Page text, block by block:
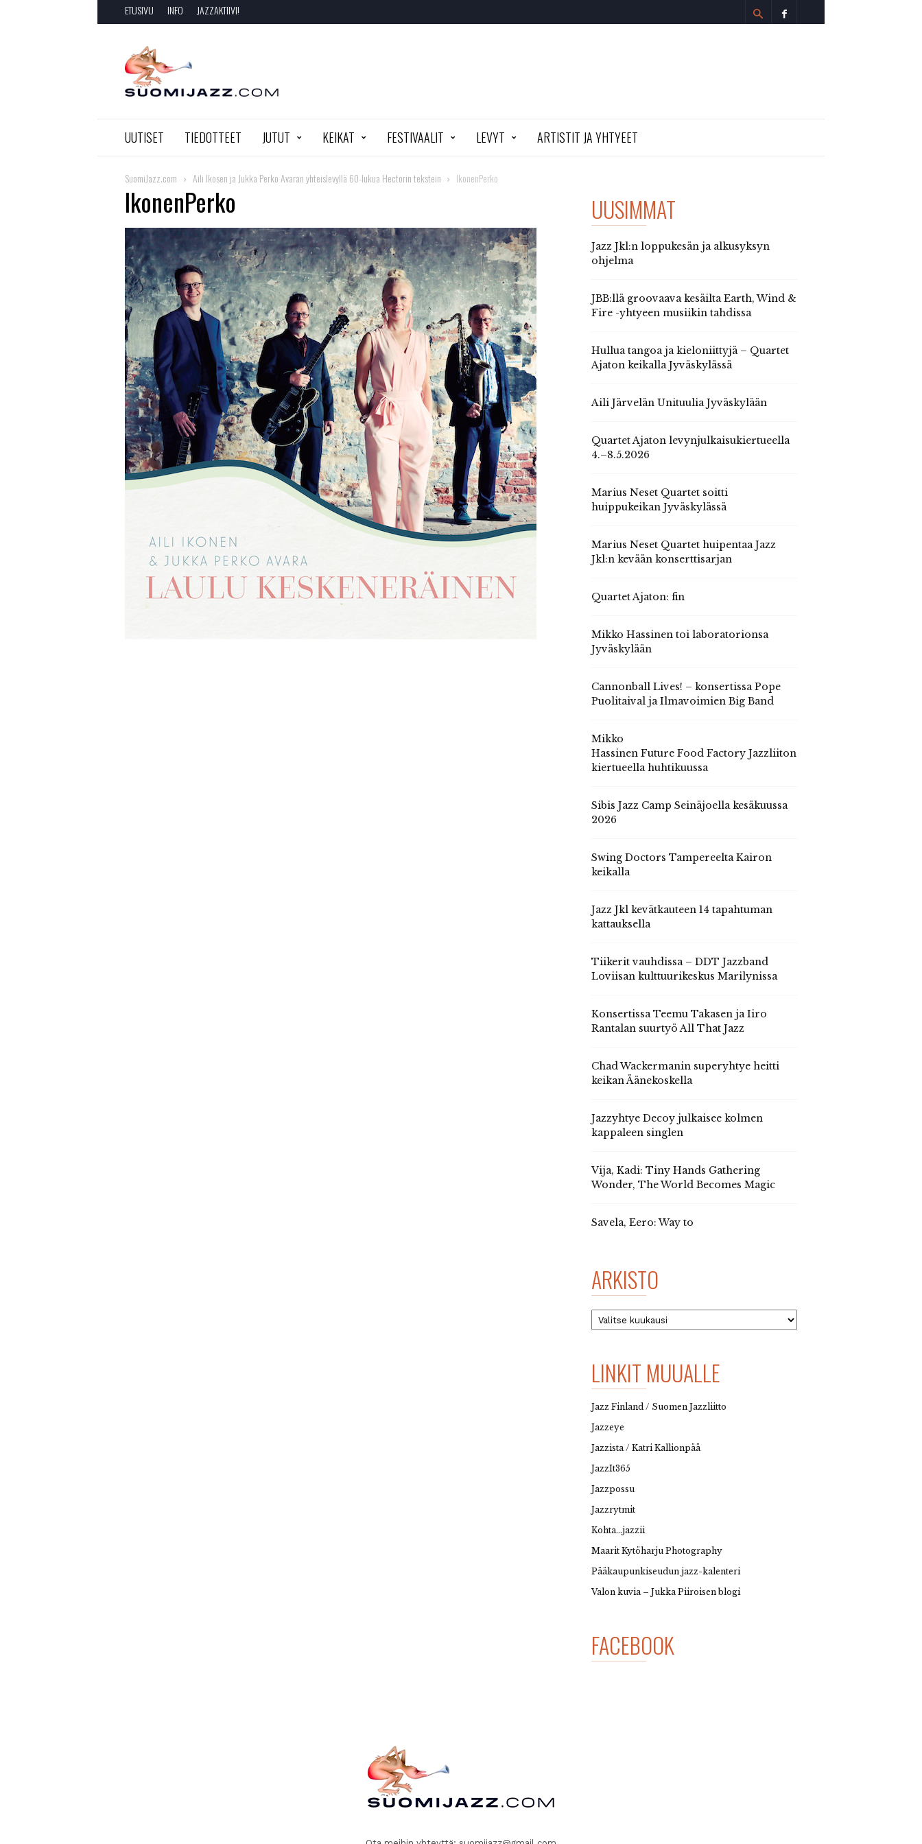
ETUSIVU INFO JAZZAKTIIVI!
SuomiJazz.com
UUTISET TIEDOTTEET JUTUT KEIKAT FESTIVAALIT LEVYT ARTISTIT JA YHTYEET
SuomiJazz.com Aili Ikosen ja Jukka Perko Avaran yhteislevyllä 60-lukua Hectorin tekstein IkonenPerko
IkonenPerko UUSIMMAT
Jazz Jkl:n loppukesän ja alkusyksyn
ohjelma
JBB:llä groovaava kesäilta Earth, Wind &
Fire -yhtyeen musiikin tahdissa
Hullua tangoa ja kieloniittyjä – Quartet
Ajaton keikalla Jyväskylässä
Aili Järvelän Unituulia Jyväskylään
Quartet Ajaton levynjulkaisukiertueella
4.–8.5.2026
Marius Neset Quartet soitti
huippukeikan Jyväskylässä
Marius Neset Quartet huipentaa Jazz
Jkl:n kevään konserttisarjan
Quartet Ajaton: fin
Mikko Hassinen toi laboratorionsa
Jyväskylään
Cannonball Lives! – konsertissa Pope
Puolitaival ja Ilmavoimien Big Band
Mikko
Hassinen Future Food Factory Jazzliiton
kiertueella huhtikuussa
Sibis Jazz Camp Seinäjoella kesäkuussa
2026
Swing Doctors Tampereelta Kairon
keikalla
Jazz Jkl kevätkauteen 14 tapahtuman
kattauksella
Tiikerit vauhdissa – DDT Jazzband
Loviisan kulttuurikeskus Marilynissa
Konsertissa Teemu Takasen ja Iiro
Rantalan suurtyö All That Jazz
Chad Wackermanin superyhtye heitti
keikan Äänekoskella
Jazzyhtye Decoy julkaisee kolmen
kappaleen singlen
Vija, Kadi: Tiny Hands Gathering
Wonder, The World Becomes Magic
Savela, Eero: Way to
ARKISTO
Arkisto
LINKIT MUUALLE
Jazz Finland / Suomen Jazzliitto
Jazzeye
Jazzista / Katri Kallionpää
JazzIt365
Jazzpossu
Jazzrytmit
Kohta…jazzii
Maarit Kytöharju Photography
Pääkaupunkiseudun jazz-kalenteri
Valon kuvia – Jukka Piiroisen blogi
FACEBOOK